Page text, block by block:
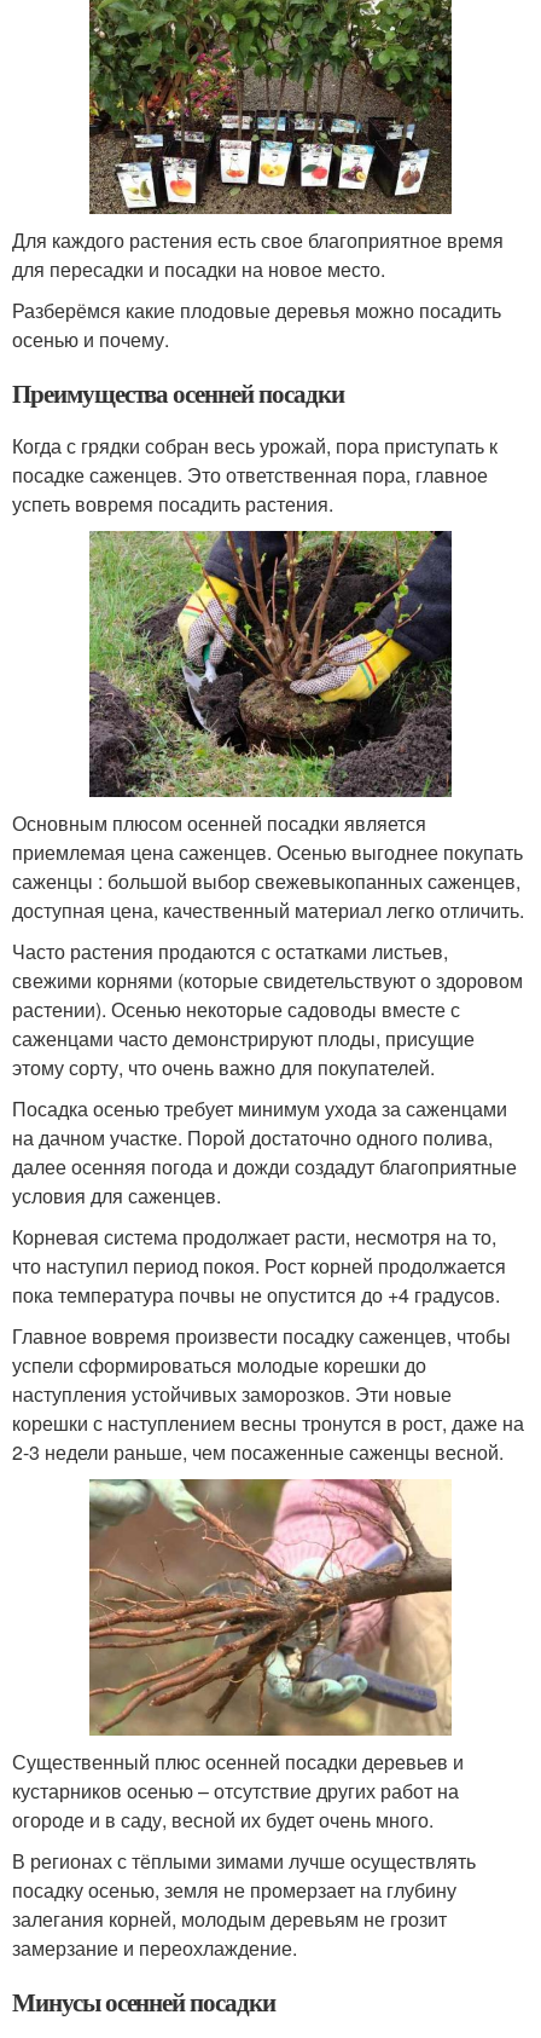
Для каждого растения есть свое благоприятное время
для пересадки и посадки на новое место.
Разберёмся какие плодовые деревья можно посадить
осенью и почему.
Преимущества осенней посадки
Когда с грядки собран весь урожай, пора приступать к
посадке саженцев. Это ответственная пора, главное
успеть вовремя посадить растения.
Основным плюсом осенней посадки является
приемлемая цена саженцев. Осенью выгоднее покупать
саженцы : большой выбор свежевыкопанных саженцев,
доступная цена, качественный материал легко отличить.
Часто растения продаются с остатками листьев,
свежими корнями (которые свидетельствуют о здоровом
растении). Осенью некоторые садоводы вместе с
саженцами часто демонстрируют плоды, присущие
этому сорту, что очень важно для покупателей.
Посадка осенью требует минимум ухода за саженцами
на дачном участке. Порой достаточно одного полива,
далее осенняя погода и дожди создадут благоприятные
условия для саженцев.
Корневая система продолжает расти, несмотря на то,
что наступил период покоя. Рост корней продолжается
пока температура почвы не опустится до +4 градусов.
Главное вовремя произвести посадку саженцев, чтобы
успели сформироваться молодые корешки до
наступления устойчивых заморозков. Эти новые
корешки с наступлением весны тронутся в рост, даже на
2-3 недели раньше, чем посаженные саженцы весной.
Существенный плюс осенней посадки деревьев и
кустарников осенью – отсутствие других работ на
огороде и в саду, весной их будет очень много.
В регионах с тёплыми зимами лучше осуществлять
посадку осенью, земля не промерзает на глубину
залегания корней, молодым деревьям не грозит
замерзание и переохлаждение.
Минусы осенней посадки